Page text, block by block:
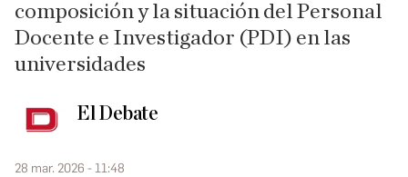
composición y la situación del Personal
Docente e Investigador (PDI) en las
universidades
El Debate
28 mar. 2026 - 11:48